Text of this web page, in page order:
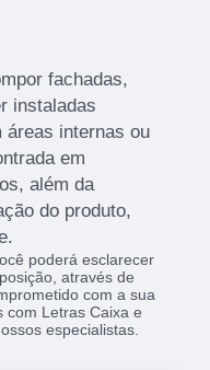
fachadas,
instaladas
áreas internas ou
em
além da
do produto,
poderá esclarecer
através de
com a sua
com Letras Caixa e
especialistas.